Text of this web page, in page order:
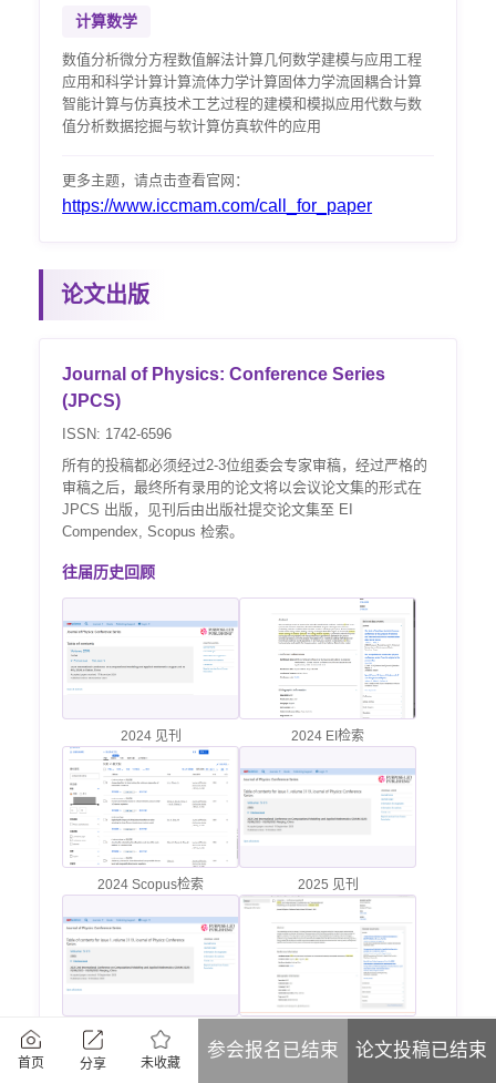
计算数学
数值分析微分方程数值解法计算几何数学建模与应用工程
应用和科学计算计算流体力学计算固体力学流固耦合计算
智能计算与仿真技术工艺过程的建模和模拟应用代数与数
值分析数据挖掘与软计算仿真软件的应用
更多主题，请点击查看官网：
https://www.iccmam.com/call_for_paper
论文出版
Journal of Physics: Conference Series
(JPCS)
ISSN: 1742-6596
所有的投稿都必须经过2-3位组委会专家审稿，经过严格的
审稿之后，最终所有录用的论文将以会议论文集的形式在
JPCS 出版，见刊后由出版社提交论文集至 EI
Compendex, Scopus 检索。
往届历史回顾
2024 见刊 2024 EI检索
2024 Scopus检索 2025 见刊
2025 见刊
首页
分享 未收藏
参会报名已结束 论文投稿已结束